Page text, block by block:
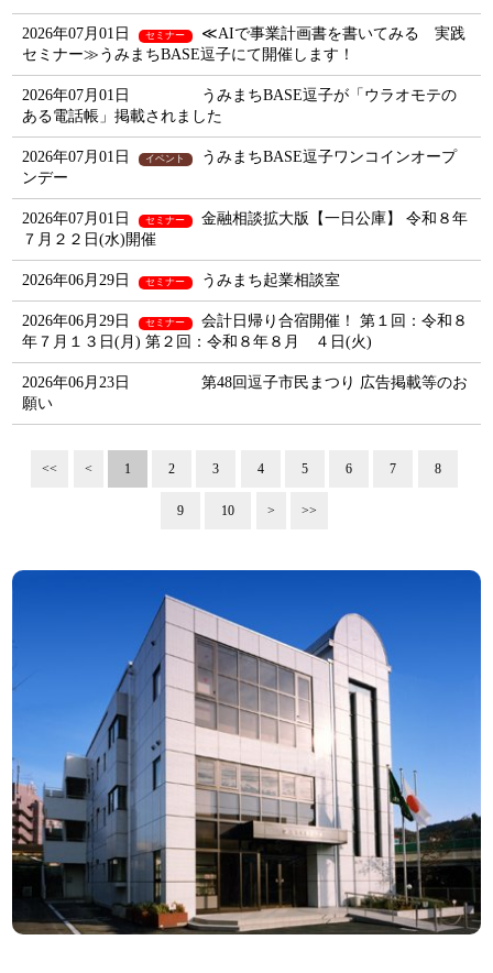
2026年07月01日 セミナー
≪AIで事業計画書を書いてみる 実践
セミナー≫うみまちBASE逗子にて開催します！
2026年07月01日
うみまちBASE逗子が「ウラオモテの
ある電話帳」掲載されました
2026年07月01日 イベント
うみまちBASE逗子ワンコインオープ
ンデー
2026年07月01日 セミナー
金融相談拡大版【一日公庫】 令和８年
７月２２日(水)開催
2026年06月29日 セミナー うみまち起業相談室
2026年06月29日 セミナー
会計日帰り合宿開催！ 第１回：令和８
年７月１３日(月) 第２回：令和８年８月 ４日(火)
2026年06月23日
第48回逗子市民まつり 広告掲載等のお
願い
<< < 1 2 3 4 5 6 7 8
9 10 > >>